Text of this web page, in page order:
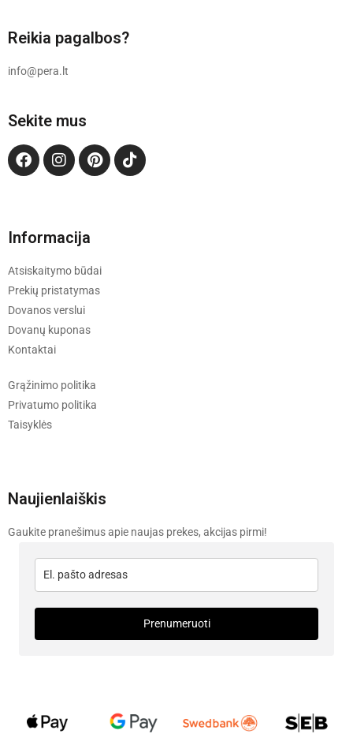
Reikia pagalbos?
info@pera.lt
Sekite mus
Informacija
Atsiskaitymo būdai
Prekių pristatymas
Dovanos verslui
Dovanų kuponas
Kontaktai
Grąžinimo politika
Privatumo politika
Taisyklės
Naujienlaiškis
Gaukite pranešimus apie naujas prekes, akcijas pirmi!
Prenumeruoti